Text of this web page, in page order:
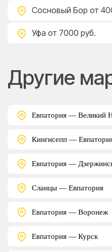
Сосновый Бор от
Уфа от 7000 руб.
Другие
Евпатория — Великий
Кингисепп —
Евпатория —
Сланцы — Евпатория
Евпатория — Воронеж
Евпатория — Курск